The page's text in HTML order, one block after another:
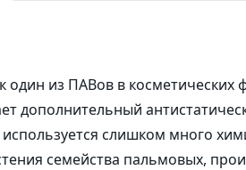
Упаковка
Ленты и бечевка
один из ПАВов в
дополнительный
слишком много
семейства пальмовых,